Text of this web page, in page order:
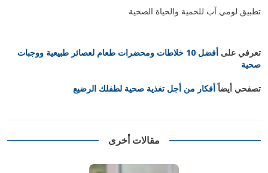
تطبيق لومي آب للحمية والحياة الصحية
تعرفي على
أفضل 10 خلاطات ومحضرات طعام لعصائر طبيعية ووجبات
صحية
تصفحي أيضاًأفكار من أجل تغذية صحية لطفلك الرضيع
مقالات أخرى